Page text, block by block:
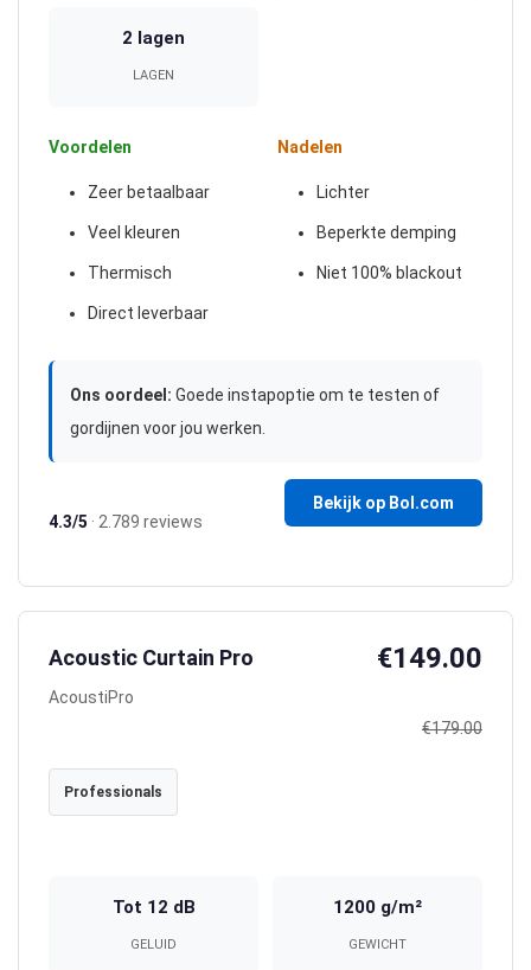
2 lagen
LAGEN
Voordelen
Zeer betaalbaar
Veel kleuren
Thermisch
Direct leverbaar
Nadelen
Lichter
Beperkte demping
Niet 100% blackout
Ons oordeel: Goede instapoptie om te testen of
gordijnen voor jou werken.
4.3/5 · 2.789 reviews
Bekijk op Bol.com
Acoustic Curtain Pro
AcoustiPro
€149.00
€179.00
Professionals
Tot 12 dB
GELUID
1200 g/m²
GEWICHT